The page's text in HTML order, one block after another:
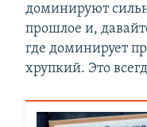
доминируют
прошлое и,
где доминирует
хрупкий. Это